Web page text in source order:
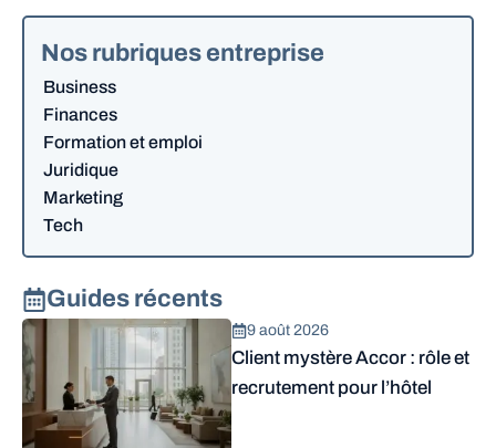
Nos rubriques entreprise
Business
Finances
Formation et emploi
Juridique
Marketing
Tech
Guides récents
9 août 2026
Client mystère Accor : rôle et
recrutement pour l’hôtel